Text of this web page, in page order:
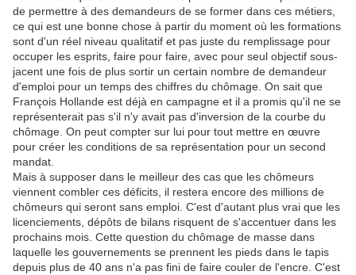
de permettre à des demandeurs de se former dans ces métiers,
ce qui est une bonne chose à partir du moment où les formations
sont d'un réel niveau qualitatif et pas juste du remplissage pour
occuper les esprits, faire pour faire, avec pour seul objectif sous-
jacent une fois de plus sortir un certain nombre de demandeur
d'emploi pour un temps des chiffres du chômage. On sait que
François Hollande est déjà en campagne et il a promis qu'il ne se
représenterait pas s'il n'y avait pas d'inversion de la courbe du
chômage. On peut compter sur lui pour tout mettre en œuvre
pour créer les conditions de sa représentation pour un second
mandat.
Mais à supposer dans le meilleur des cas que les chômeurs
viennent combler ces déficits, il restera encore des millions de
chômeurs qui seront sans emploi. C'est d'autant plus vrai que les
licenciements, dépôts de bilans risquent de s'accentuer dans les
prochains mois. Cette question du chômage de masse dans
laquelle les gouvernements se prennent les pieds dans le tapis
depuis plus de 40 ans n'a pas fini de faire couler de l'encre. C'est